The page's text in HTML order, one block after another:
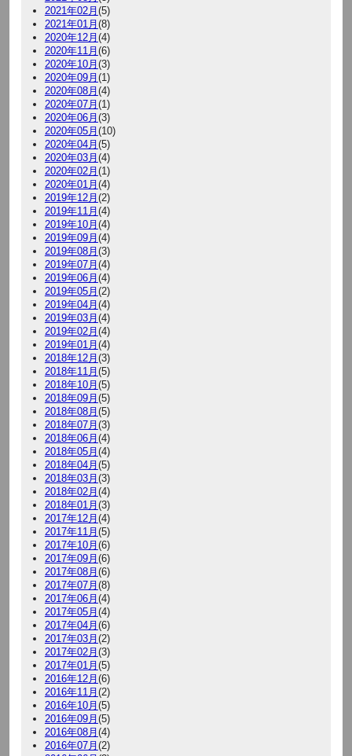
2021年02月 (5)
2021年01月 (8)
2020年12月 (4)
2020年11月 (6)
2020年10月 (3)
2020年09月 (1)
2020年08月 (4)
2020年07月 (1)
2020年06月 (3)
2020年05月 (10)
2020年04月 (5)
2020年03月 (4)
2020年02月 (1)
2020年01月 (4)
2019年12月 (2)
2019年11月 (4)
2019年10月 (4)
2019年09月 (4)
2019年08月 (3)
2019年07月 (4)
2019年06月 (4)
2019年05月 (2)
2019年04月 (4)
2019年03月 (4)
2019年02月 (4)
2019年01月 (4)
2018年12月 (3)
2018年11月 (5)
2018年10月 (5)
2018年09月 (5)
2018年08月 (5)
2018年07月 (3)
2018年06月 (4)
2018年05月 (4)
2018年04月 (5)
2018年03月 (3)
2018年02月 (4)
2018年01月 (3)
2017年12月 (4)
2017年11月 (5)
2017年10月 (6)
2017年09月 (6)
2017年08月 (6)
2017年07月 (8)
2017年06月 (4)
2017年05月 (4)
2017年04月 (6)
2017年03月 (2)
2017年02月 (3)
2017年01月 (5)
2016年12月 (6)
2016年11月 (2)
2016年10月 (5)
2016年09月 (5)
2016年08月 (4)
2016年07月 (2)